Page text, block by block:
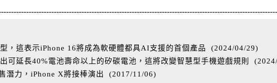
，這表示iPhone 16將成為軟硬體都具AI支援的首個產品 (2024/04/29)
可延長40%電池壽命以上的矽碳電池，這將改變智慧型手機遊戲規則
(
潛力，iPhone X將接棒演出
(2017/11/06)